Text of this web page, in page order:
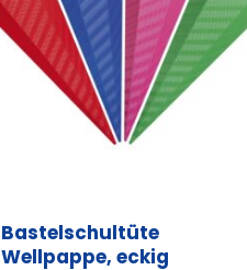
Bastelschultüte
Wellpappe, eckig